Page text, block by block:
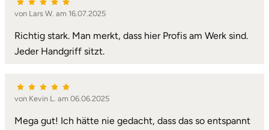
von Lars W. am 16.07.2025
Richtig stark. Man merkt, dass hier Profis am Werk sind.
Jeder Handgriff sitzt.
von Kevin L. am 06.06.2025
Mega gut! Ich hätte nie gedacht, dass das so entspannt